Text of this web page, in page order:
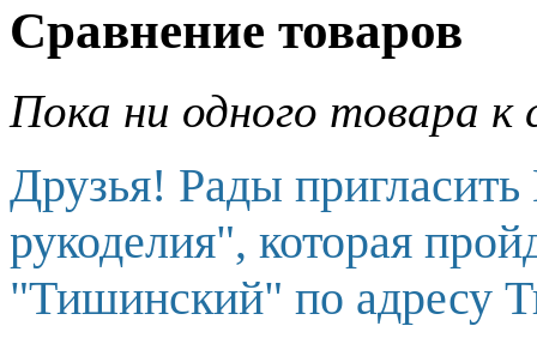
Сравнение товаров
Пока ни одного товара к
Друзья! Рады
рукоделия", которая
"Тишинский" по адресу